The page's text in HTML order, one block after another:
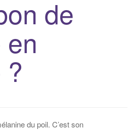
de
du poil. C’est son